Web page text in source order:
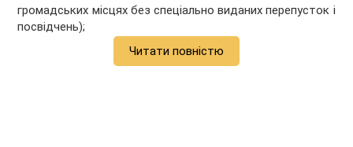
громадських місцях без спеціально виданих перепусток і
посвідчень);
Читати повністю